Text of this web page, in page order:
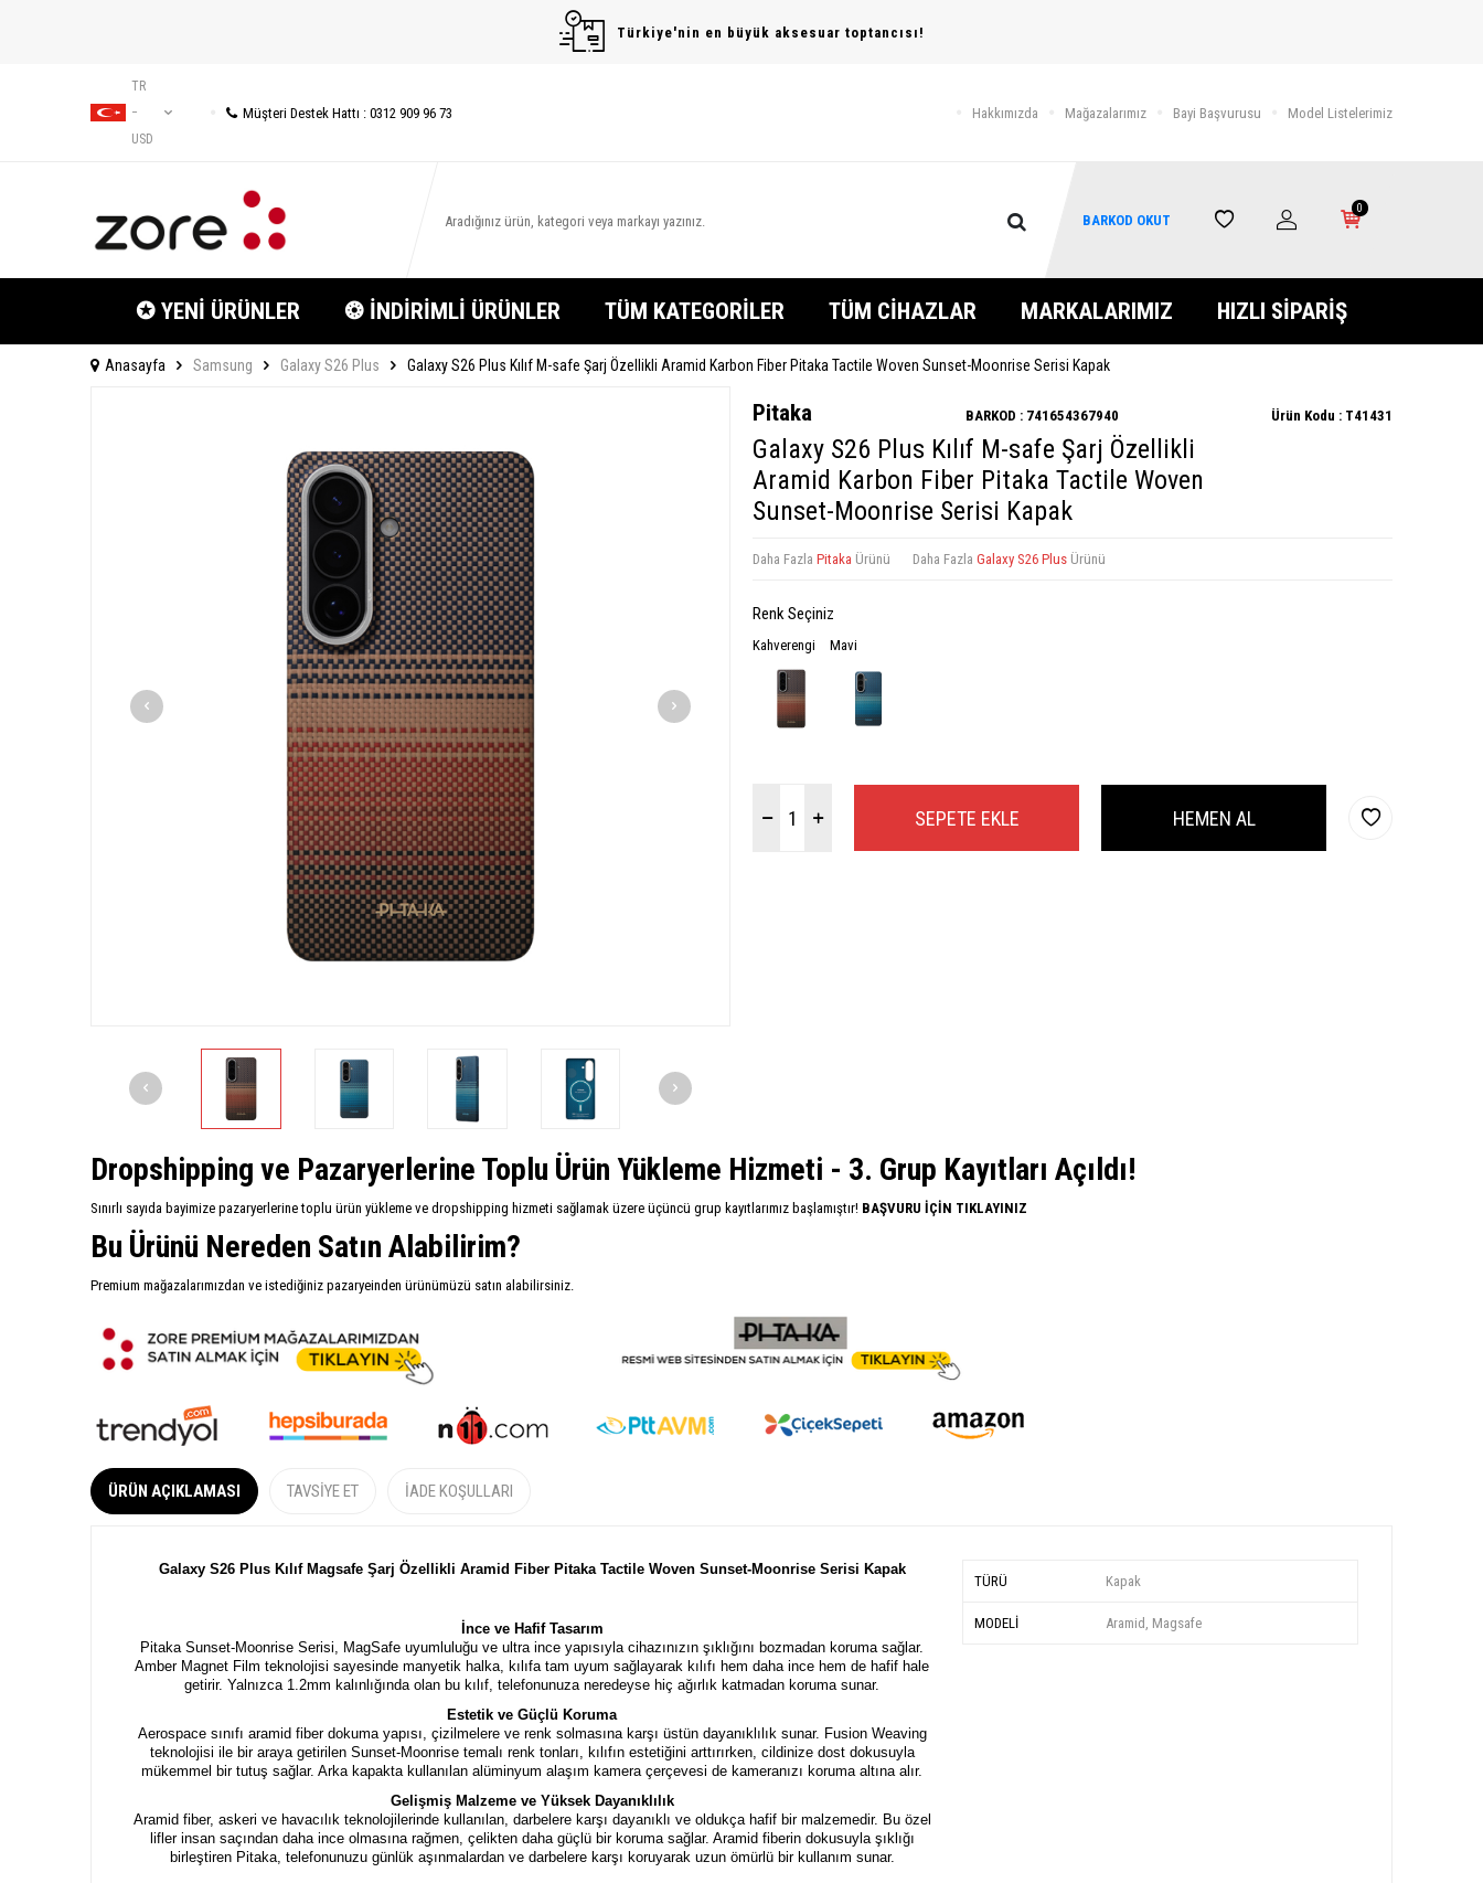
Türkiye'nin en büyük aksesuar toptancısı!
TR
−
USD
Müşteri Destek Hattı : 0312 909 96 73 Hakkımızda Mağazalarımız Bayi Başvurusu Model Listelerimiz
BARKOD OKUT
0
✪ YENİ ÜRÜNLER ❂ İNDİRİMLİ ÜRÜNLER TÜM KATEGORİLER TÜM CİHAZLAR MARKALARIMIZ HIZLI SİPARİŞ
Anasayfa Samsung Galaxy S26 Plus Galaxy S26 Plus Kılıf M-safe Şarj Özellikli Aramid Karbon Fiber Pitaka Tactile Woven Sunset-Moonrise Serisi Kapak
Pitaka BARKOD : 741654367940 Ürün Kodu : T41431
Galaxy S26 Plus Kılıf M-safe Şarj Özellikli
Aramid Karbon Fiber Pitaka Tactile Woven
Sunset-Moonrise Serisi Kapak
Daha Fazla Pitaka Ürünü Daha Fazla Galaxy S26 Plus Ürünü
Renk Seçiniz
Kahverengi Mavi
SEPETE EKLE HEMEN AL
Dropshipping ve Pazaryerlerine Toplu Ürün Yükleme Hizmeti - 3. Grup Kayıtları Açıldı!
Sınırlı sayıda bayimize pazaryerlerine toplu ürün yükleme ve dropshipping hizmeti sağlamak üzere üçüncü grup kayıtlarımız başlamıştır! BAŞVURU İÇİN TIKLAYINIZ
Bu Ürünü Nereden Satın Alabilirim?
Premium mağazalarımızdan ve istediğiniz pazaryeinden ürünümüzü satın alabilirsiniz.
ÜRÜN AÇIKLAMASI TAVSIYE ET İADE KOŞULLARI
Galaxy S26 Plus Kılıf Magsafe Şarj Özellikli Aramid Fiber Pitaka Tactile Woven Sunset-Moonrise Serisi Kapak
İnce ve Hafif Tasarım
Pitaka Sunset-Moonrise Serisi, MagSafe uyumluluğu ve ultra ince yapısıyla cihazınızın şıklığını bozmadan koruma sağlar.
Amber Magnet Film teknolojisi sayesinde manyetik halka, kılıfa tam uyum sağlayarak kılıfı hem daha ince hem de hafif hale
getirir. Yalnızca 1.2mm kalınlığında olan bu kılıf, telefonunuza neredeyse hiç ağırlık katmadan koruma sunar.
Estetik ve Güçlü Koruma
Aerospace sınıfı aramid fiber dokuma yapısı, çizilmelere ve renk solmasına karşı üstün dayanıklılık sunar. Fusion Weaving
teknolojisi ile bir araya getirilen Sunset-Moonrise temalı renk tonları, kılıfın estetiğini arttırırken, cildinize dost dokusuyla
mükemmel bir tutuş sağlar. Arka kapakta kullanılan alüminyum alaşım kamera çerçevesi de kameranızı koruma altına alır.
Gelişmiş Malzeme ve Yüksek Dayanıklılık
Aramid fiber, askeri ve havacılık teknolojilerinde kullanılan, darbelere karşı dayanıklı ve oldukça hafif bir malzemedir. Bu özel
lifler insan saçından daha ince olmasına rağmen, çelikten daha güçlü bir koruma sağlar. Aramid fiberin dokusuyla şıklığı
birleştiren Pitaka, telefonunuzu günlük aşınmalardan ve darbelere karşı koruyarak uzun ömürlü bir kullanım sunar.
TÜRÜ Kapak
MODELİ Aramid, Magsafe